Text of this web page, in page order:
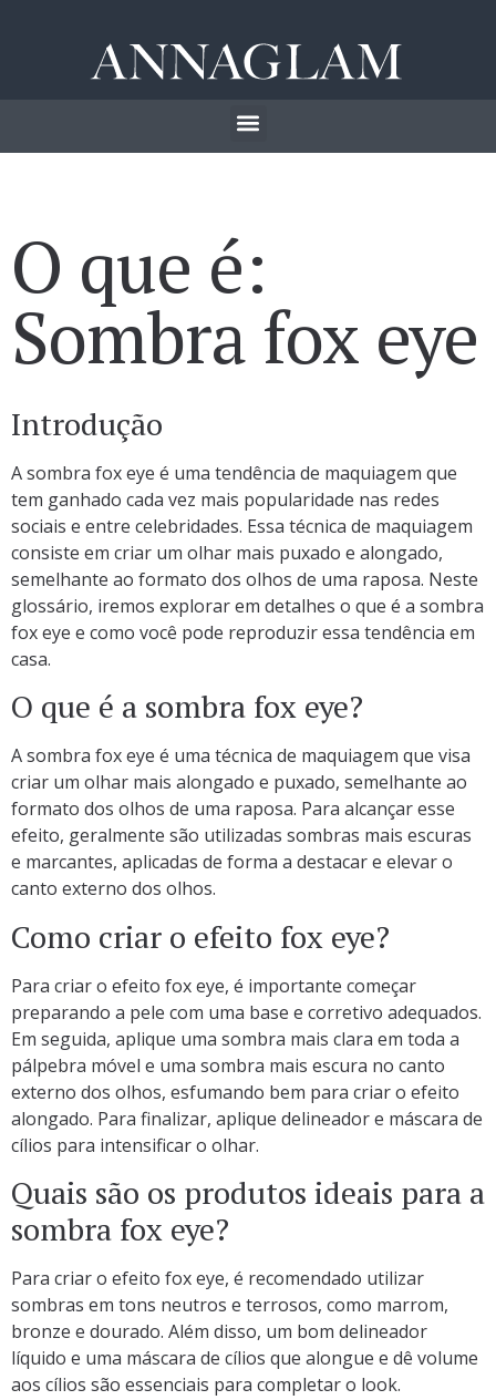
O que é:
Sombra fox eye
Introdução
A sombra fox eye é uma tendência de maquiagem que
tem ganhado cada vez mais popularidade nas redes
sociais e entre celebridades. Essa técnica de maquiagem
consiste em criar um olhar mais puxado e alongado,
semelhante ao formato dos olhos de uma raposa. Neste
glossário, iremos explorar em detalhes o que é a sombra
fox eye e como você pode reproduzir essa tendência em
casa.
O que é a sombra fox eye?
A sombra fox eye é uma técnica de maquiagem que visa
criar um olhar mais alongado e puxado, semelhante ao
formato dos olhos de uma raposa. Para alcançar esse
efeito, geralmente são utilizadas sombras mais escuras
e marcantes, aplicadas de forma a destacar e elevar o
canto externo dos olhos.
Como criar o efeito fox eye?
Para criar o efeito fox eye, é importante começar
preparando a pele com uma base e corretivo adequados.
Em seguida, aplique uma sombra mais clara em toda a
pálpebra móvel e uma sombra mais escura no canto
externo dos olhos, esfumando bem para criar o efeito
alongado. Para finalizar, aplique delineador e máscara de
cílios para intensificar o olhar.
Quais são os produtos ideais para a
sombra fox eye?
Para criar o efeito fox eye, é recomendado utilizar
sombras em tons neutros e terrosos, como marrom,
bronze e dourado. Além disso, um bom delineador
líquido e uma máscara de cílios que alongue e dê volume
aos cílios são essenciais para completar o look.